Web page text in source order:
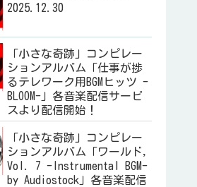
2025.12.30
「小さな奇跡」コンピレー
ションアルバム「仕事が捗
るテレワーク用BGMヒッツ -
BLOOM-」各音楽配信サービ
スより配信開始！
「小さな奇跡」コンピレー
ションアルバム「ワールド,
Vol. 7 -Instrumental BGM-
by Audiostock」各音楽配信